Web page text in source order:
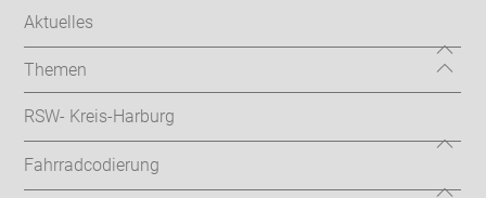
Aktuelles
Themen
RSW- Kreis-Harburg
Fahrradcodierung